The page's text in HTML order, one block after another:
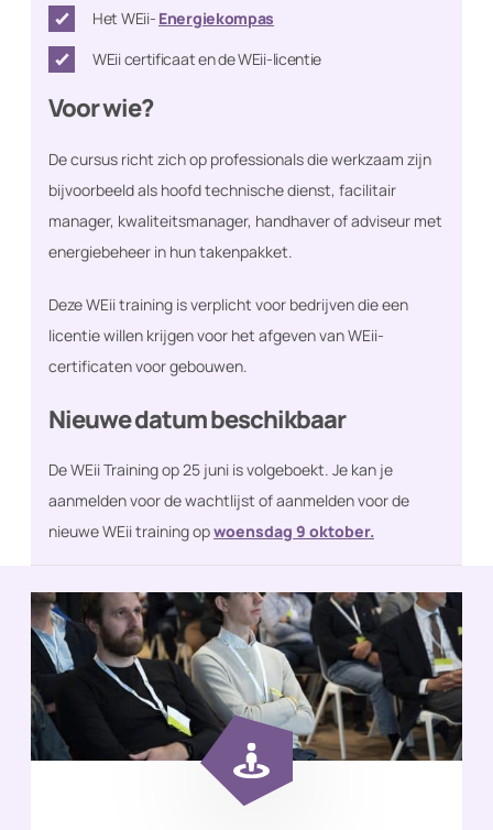
Het WEii- Energiekompas
WEii certificaat en de WEii-licentie
Voor wie?
De cursus richt zich op professionals die werkzaam zijn
bijvoorbeeld als hoofd technische dienst, facilitair
manager, kwaliteitsmanager, handhaver of adviseur met
energiebeheer in hun takenpakket.
Deze WEii training is verplicht voor bedrijven die een
licentie willen krijgen voor het afgeven van WEii-
certificaten voor gebouwen.
Nieuwe datum beschikbaar
De WEii Training op 25 juni is volgeboekt. Je kan je
aanmelden voor de wachtlijst of aanmelden voor de
nieuwe WEii training opwoensdag 9 oktober.